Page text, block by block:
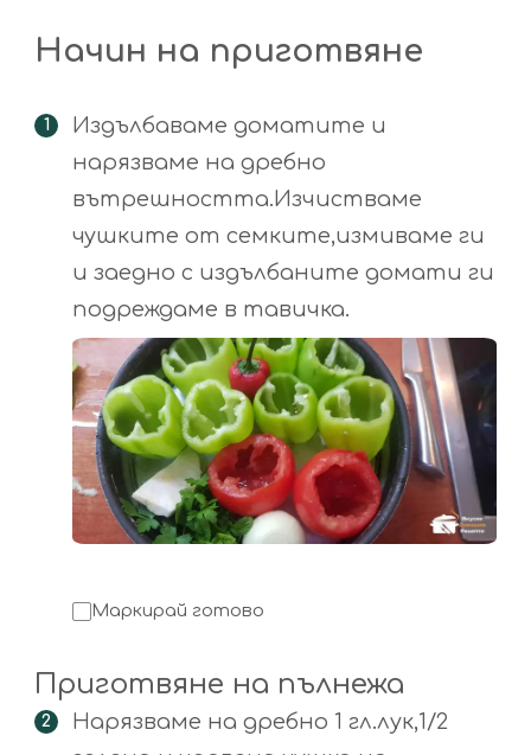
Начин на приготвяне
Издълбаваме доматите и
нарязваме на дребно
вътрешността.Изчистваме
чушките от семките,измиваме ги
и заедно с издълбаните домати ги
подреждаме в тавичка.
Маркирай готово
Приготвяне на пълнежа
Нарязваме на дребно 1 гл.лук,1/2